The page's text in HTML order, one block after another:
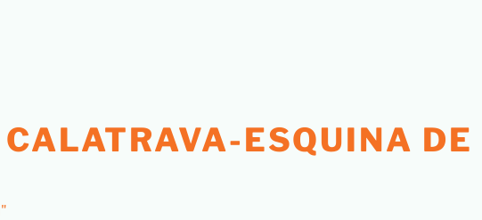
ESQUINA DE